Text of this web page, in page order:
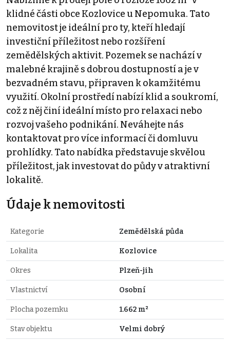
klidné části obce Kozlovice u Nepomuka. Tato
nemovitost je ideální pro ty, kteří hledají
investiční příležitost nebo rozšíření
zemědělských aktivit. Pozemek se nachází v
malebné krajině s dobrou dostupností a je v
bezvadném stavu, připraven k okamžitému
využití. Okolní prostředí nabízí klid a soukromí,
což z něj činí ideální místo pro relaxaci nebo
rozvoj vašeho podnikání. Neváhejte nás
kontaktovat pro více informací či domluvu
prohlídky. Tato nabídka představuje skvělou
příležitost, jak investovat do půdy v atraktivní
lokalitě.
Údaje k nemovitosti
Kategorie Zemědělská půda
Lokalita Kozlovice
Okres Plzeň-jih
Vlastnictví Osobní
Plocha pozemku 1.662 m²
Stav objektu Velmi dobrý